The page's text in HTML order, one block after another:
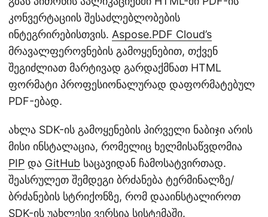
კონვერტაციის შესაძლებლობების
ინტეგრირებისთვის. Aspose.PDF Cloud’s
მრავალფეროვნების გამოყენებით, თქვენ
შეგიძლიათ მარტივად გარდაქმნათ HTML
ფორმატი პროფესიონალურად დაფორმატებულ
PDF-ებად.
ახლა SDK-ის გამოყენების პირველი ნაბიჯი არის
მისი ინსტალაცია, რომელიც ხელმისაწვდომია
PIP და GitHub საცავიდან ჩამოსატვირთად.
შეასრულეთ შემდეგი ბრძანება ტერმინალზე/
ბრძანების სტრიქონზე, რომ დააინსტალიროთ
SDK-ის უახლესი ვერსია სისტემაში.